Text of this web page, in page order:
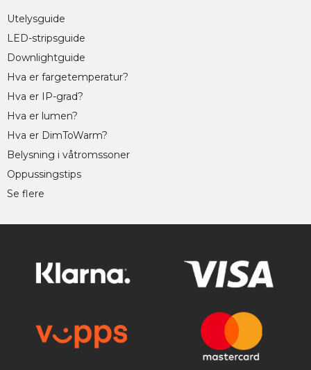
Utelysguide
LED-stripsguide
Downlightguide
Hva er fargetemperatur?
Hva er IP-grad?
Hva er lumen?
Hva er DimToWarm?
Belysning i våtromssoner
Oppussingstips
Se flere